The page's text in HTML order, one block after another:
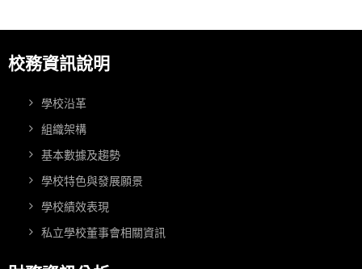
校務資訊說明
學校沿革
組織架構
基本數據及趨勢
學校特色與發展願景
學校績效表現
私立學校董事會相關資訊